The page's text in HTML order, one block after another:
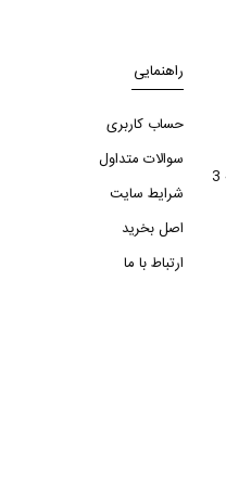
شیراز - خیابان سید جمالدین اسدآبادی کوچه 3
راهنمایی
حساب کاربری
سوالات متداول
شرایط سایت
اصل بخرید
ارتباط با ما